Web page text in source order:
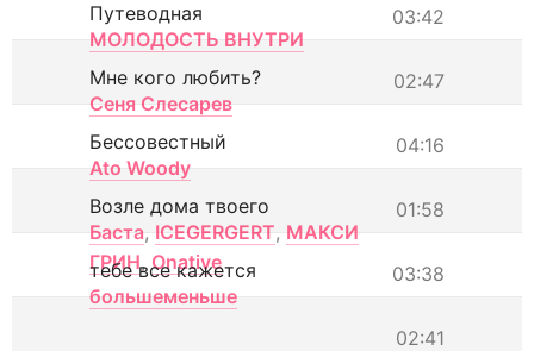
03:42
Путеводная
МОЛОДОСТЬ ВНУТРИ
02:47
Мне кого любить?
Сеня Слесарев
04:16
Бессовестный
Ato Woody
01:58
Возле дома твоего
Баста, ICEGERGERT, МАКСИ
ГРИН, Onative 03:38
тебе все кажется
большеменьше
02:41